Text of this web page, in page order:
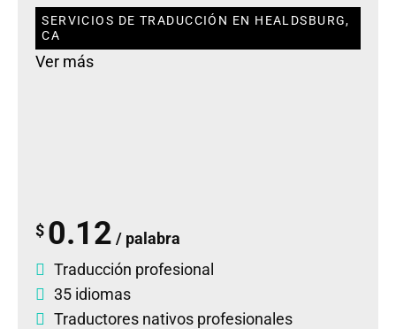
SERVICIOS DE TRADUCCIÓN EN HEALDSBURG,
CA
Ver más
$ 0.12 / palabra
Traducción profesional
35 idiomas
Traductores nativos profesionales